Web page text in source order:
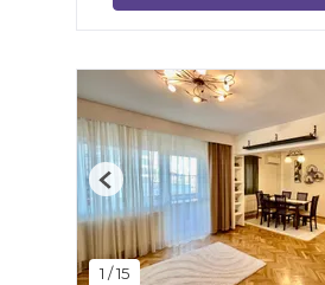
1 /15
Previous